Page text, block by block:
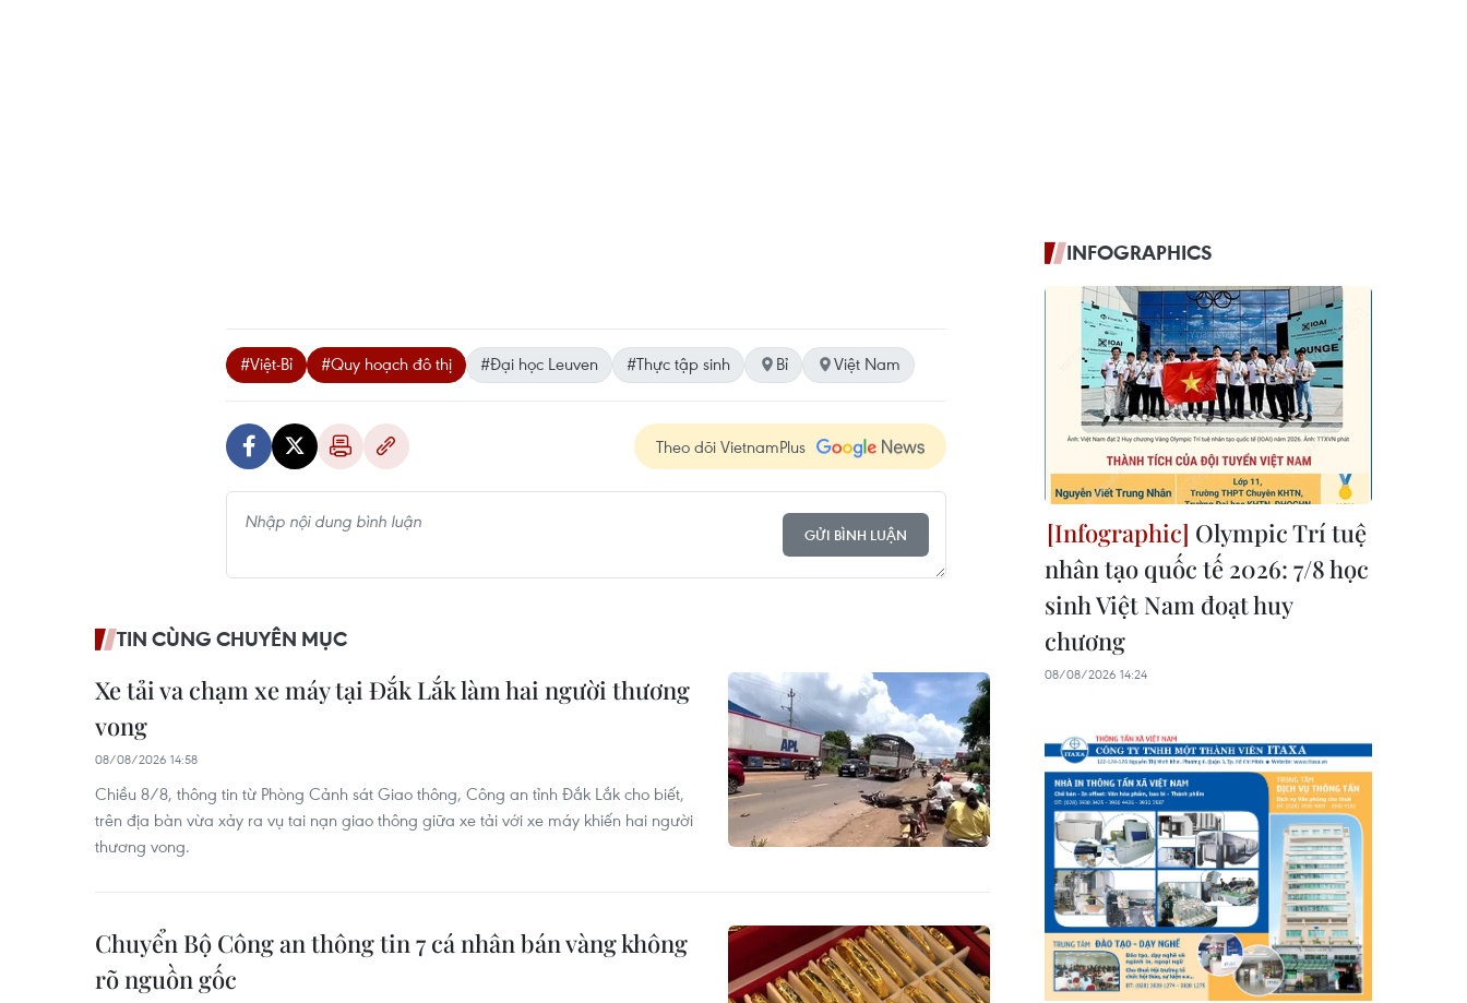
#Việt-Bỉ #Quy hoạch đô thị #Đại học Leuven #Thực tập sinh Bỉ Việt Nam
Theo dõi VietnamPlus
GỬI BÌNH LUẬN
TIN CÙNG CHUYÊN MỤC
Xe tải va chạm xe máy tại Đắk Lắk làm hai người thương
vong
08/08/2026 14:58
Chiều 8/8, thông tin từ Phòng Cảnh sát Giao thông, Công an tỉnh Đắk Lắk cho biết,
trên địa bàn vừa xảy ra vụ tai nạn giao thông giữa xe tải với xe máy khiến hai người
thương vong.
Chuyển Bộ Công an thông tin 7 cá nhân bán vàng không
rõ nguồn gốc
INFOGRAPHICS
Olympic Trí tuệ
nhân tạo quốc tế 2026: 7/8 học
sinh Việt Nam đoạt huy
chương
08/08/2026 14:24